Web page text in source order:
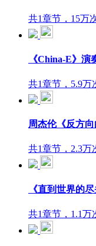
共1章节，15万
《China-E》
共1章节，5.9万
周杰伦《反方
共1章节，2.3万
《直到世界的
共1章节，1.1万